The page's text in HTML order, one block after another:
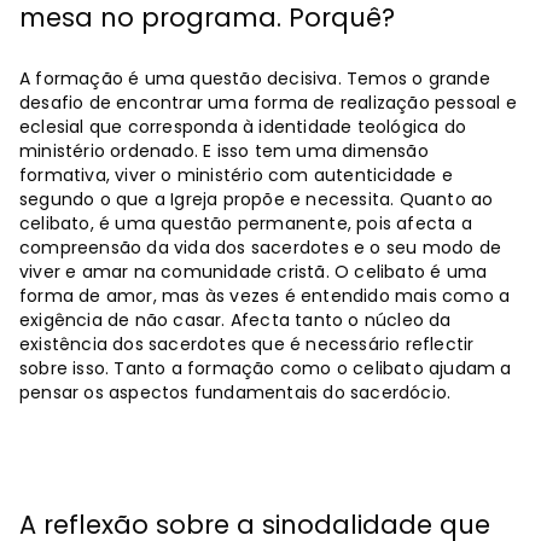
mesa no programa. Porquê?
A formação é uma questão decisiva. Temos o grande
desafio de encontrar uma forma de realização pessoal e
eclesial que corresponda à identidade teológica do
ministério ordenado. E isso tem uma dimensão
formativa, viver o ministério com autenticidade e
segundo o que a Igreja propõe e necessita. Quanto ao
celibato, é uma questão permanente, pois afecta a
compreensão da vida dos sacerdotes e o seu modo de
viver e amar na comunidade cristã. O celibato é uma
forma de amor, mas às vezes é entendido mais como a
exigência de não casar. Afecta tanto o núcleo da
existência dos sacerdotes que é necessário reflectir
sobre isso. Tanto a formação como o celibato ajudam a
pensar os aspectos fundamentais do sacerdócio.
A reflexão sobre a sinodalidade que